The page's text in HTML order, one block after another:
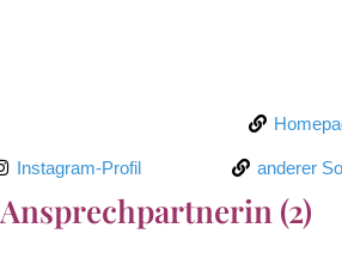
Instagram-Profil anderer
Ansprechpartnerin (2)